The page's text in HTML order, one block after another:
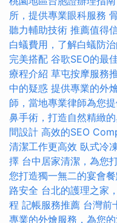
所，提供專業眼科服務
聽力輔助技術 推薦值得
白蟻費用，了解白蟻防
完美搭配 谷歌SEO的最
療程介紹 草屯按摩服務
中的疑惑 提供專業的外
師，當地專業律師為您
鼻手術，打造自然精緻
間設計 高效的SEO
清潔工作更高效 臥式冷
擇 台中居家清潔，為您
您打造獨一無二的宴會
路安全 台北的護理之家
程 記帳服務推薦 台灣前
專業的外燴服務，為您